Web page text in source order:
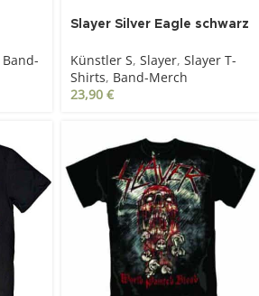
Band-
Slayer Silver Eagle schwarz
Künstler S, Slayer, Slayer T-
Shirts, Band-Merch
23,90 €